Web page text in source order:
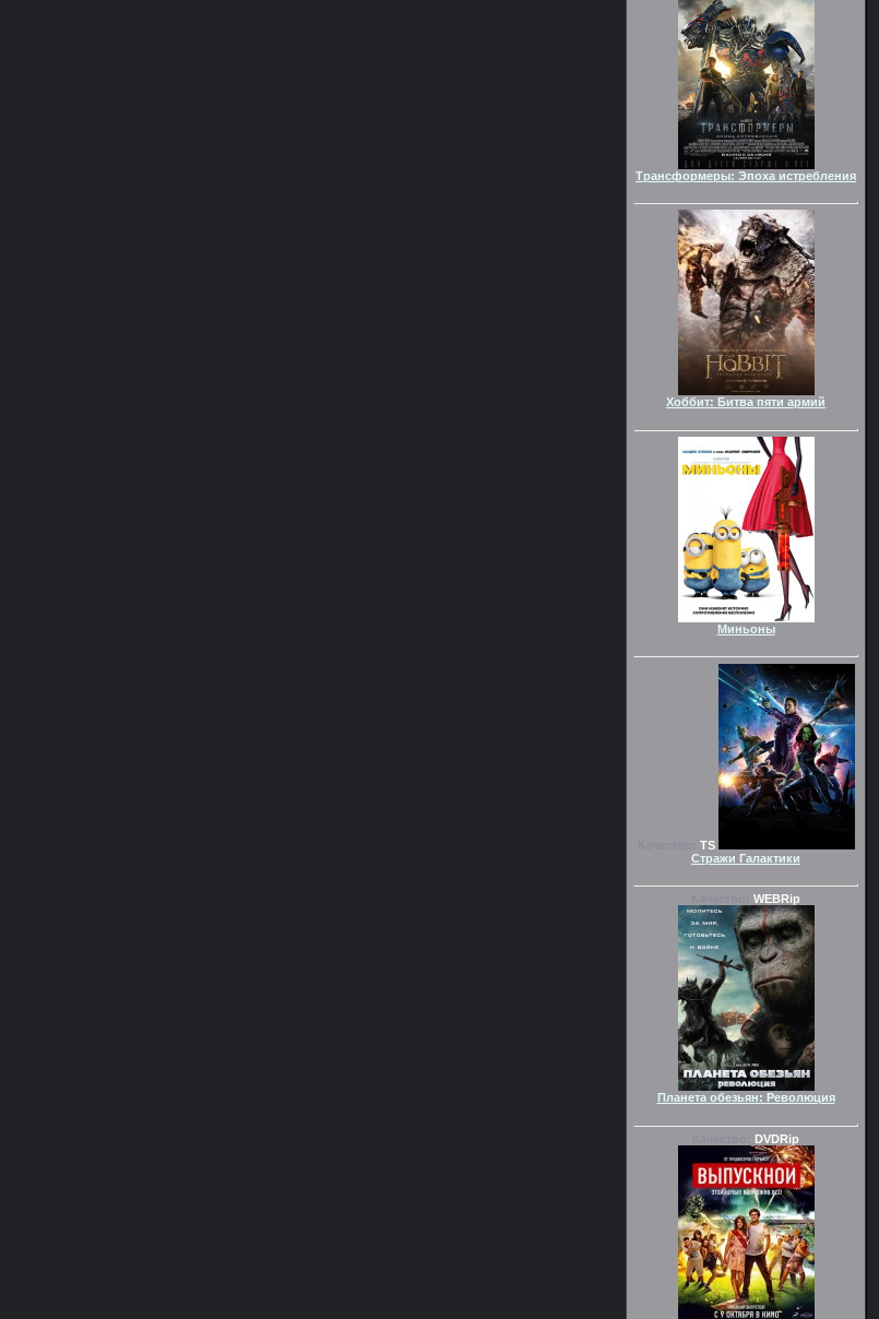
Трансформеры: Эпоха истребления
Хоббит: Битва пяти армий
Миньоны
TS
Стражи Галактики
WEBRip
Планета обезьян: Революция
DVDRip